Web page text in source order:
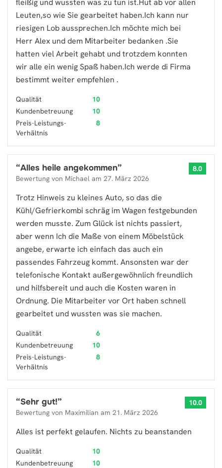
fleißig und wussten was zu tun ist.Hut ab vor allen
Leuten,so wie Sie gearbeitet haben.Ich kann nur
riesigen Lob aussprechen.Ich möchte mich bei
Herr Alex und dem Mitarbeiter bedanken .Sie
hatten viel Arbeit gehabt und trotzdem konnten
wir alle ein wenig Spaß haben.Ich werde di Firma
bestimmt weiter empfehlen .
Qualität
10
Kundenbetreuung
10
Preis-Leistungs-
Verhältnis
8
“Alles heile angekommen”
Bewertung von Michael am 27. März 2026
8.0
Trotz Hinweis zu kleines Auto, so das die
Kühl/Gefrierkombi schräg im Wagen festgebunden
werden musste. Zum Glück ist nichts passiert,
aber wenn Ich die Maße von einem Möbelstück
angebe, erwarte ich einfach das auch ein
passendes Fahrzeug kommt. Ansonsten war der
telefonische Kontakt außergewöhnlich freundlich
und hilfsbereit und auch die Kosten waren in
Ordnung. Die Mitarbeiter vor Ort haben schnell
gearbeitet und wussten was sie machen.
Qualität
6
Kundenbetreuung
10
Preis-Leistungs-
Verhältnis
8
“Sehr gut!”
Bewertung von Maximilian am 21. März 2026
10.0
Alles ist perfekt gelaufen. Nichts zu beanstanden
Qualität
10
Kundenbetreuung
10